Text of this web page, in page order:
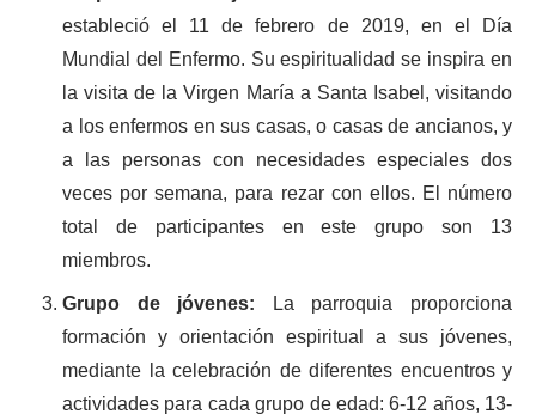
estableció el 11 de febrero de 2019, en el Día
Mundial del Enfermo. Su espiritualidad se inspira en
la visita de la Virgen María a Santa Isabel, visitando
a los enfermos en sus casas, o casas de ancianos, y
a las personas con necesidades especiales dos
veces por semana, para rezar con ellos. El número
total de participantes en este grupo son 13
miembros.
Grupo de jóvenes: La parroquia proporciona
formación y orientación espiritual a sus jóvenes,
mediante la celebración de diferentes encuentros y
actividades para cada grupo de edad: 6-12 años, 13-